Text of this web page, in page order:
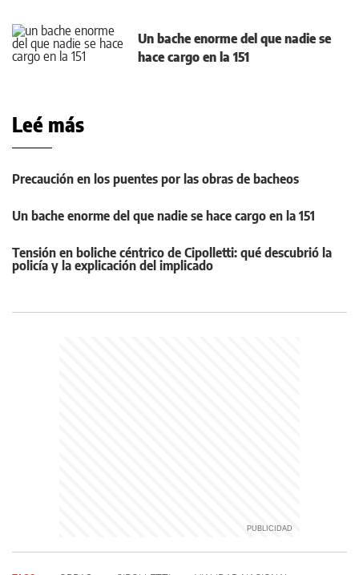
Un bache enorme del que nadie se
hace cargo en la 151
Leé más
Precaución en los puentes por las obras de bacheos
Un bache enorme del que nadie se hace cargo en la 151
Tensión en boliche céntrico de Cipolletti: qué descubrió la
policía y la explicación del implicado